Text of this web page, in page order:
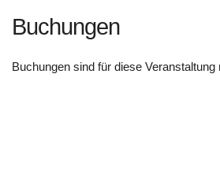
Buchungen
Buchungen sind für diese